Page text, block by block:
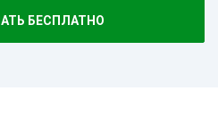
БЕСПЛАТНО